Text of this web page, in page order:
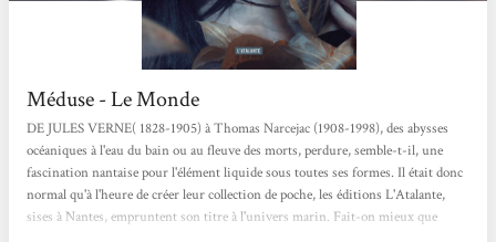
Méduse - Le Monde
DE JULES VERNE( 1828-1905) à Thomas Narcejac (1908-1998), des abysses
océaniques à l'eau du bain ou au fleuve des morts, perdure, semble-t-il, une
fascination nantaise pour l'élément liquide sous toutes ses formes. Il était donc
normal qu'à l'heure de créer leur collection de poche, les éditions L'Atalante,
sises à Nantes, empruntent son titre à l'univers marin. Fait-on mieux que